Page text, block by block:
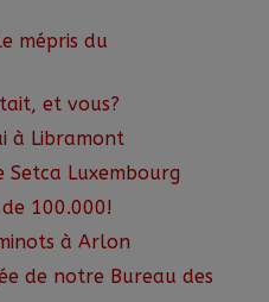
mépris du
et vous?
à Libramont
Luxembourg
100.000!
à Arlon
de notre Bureau des